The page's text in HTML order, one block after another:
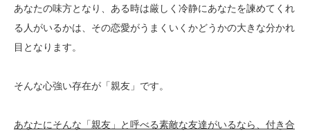
あなたの味方となり、ある時は厳しく冷静にあなたを諫めてくれ
る人がいるかは、その恋愛がうまくいくかどうかの大きな分かれ
目となります。
そんな心強い存在が「親友」です。
あなたにそんな「親友」と呼べる素敵な友達がいるなら、付き合